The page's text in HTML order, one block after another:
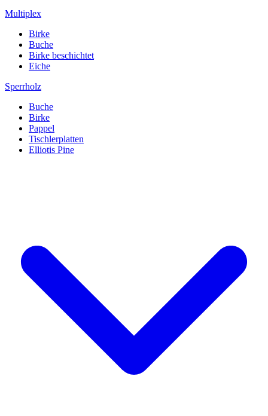
Multiplex
Birke
Buche
Birke beschichtet
Eiche
Sperrholz
Buche
Birke
Pappel
Tischlerplatten
Elliotis Pine